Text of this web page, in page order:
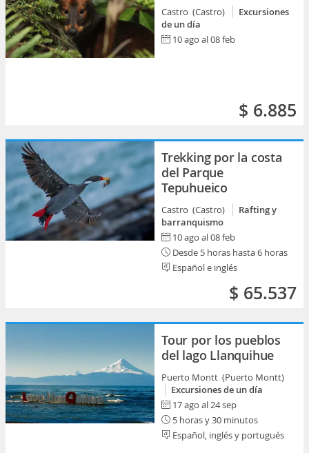
Castro (Castro)
Excursiones
de un día
10 ago al 08 feb
$ 6.885
Trekking por la costa
del Parque
Tepuhueico
Castro (Castro)
Rafting y
barranquismo
10 ago al 08 feb
Desde 5 horas hasta 6 horas
Español e inglés
$ 65.537
Tour por los pueblos
del lago Llanquihue
Puerto Montt (Puerto Montt)
Excursiones de un día
17 ago al 24 sep
5 horas y 30 minutos
Español, inglés y portugués